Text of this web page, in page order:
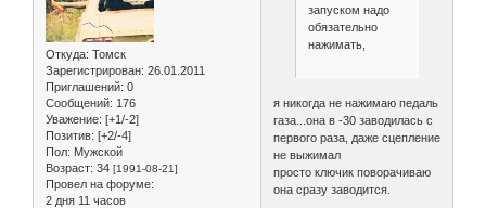
Откуда: Томск
Зарегистрирован: 26.01.2011
Приглашений: 0
Сообщений: 176
Уважение: [+1/-2]
Позитив: [+2/-4]
Пол: Мужской
Возраст: 34 [1991-08-21]
Провел на форуме:
2 дня 11 часов
запуском надо
обязательно
нажимать,
я никогда не нажимаю педаль
газа...она в -30 заводилась с
первого раза, даже сцепление
не выжимал
просто ключик поворачиваю
она сразу заводится.